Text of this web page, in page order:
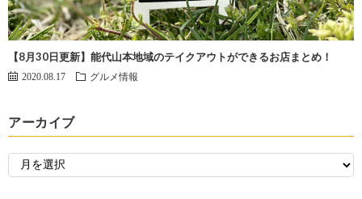
【8月30日更新】能代山本地域のテイクアウトができるお店まとめ！
2020.08.17 グルメ情報
アーカイブ